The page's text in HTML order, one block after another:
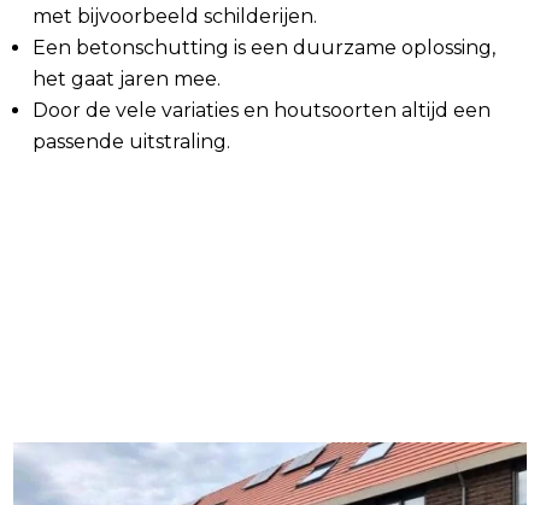
met bijvoorbeeld schilderijen.
Een betonschutting is een duurzame oplossing,
het gaat jaren mee.
Door de vele variaties en houtsoorten altijd een
passende uitstraling.